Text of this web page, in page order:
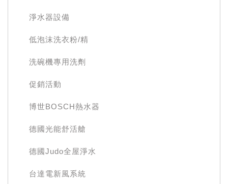
淨水器設備
低泡沫洗衣粉/精
洗碗機專用洗劑
促銷活動
博世BOSCH熱水器
德國光能舒活艙
德國Judo全屋淨水
台達電新風系統